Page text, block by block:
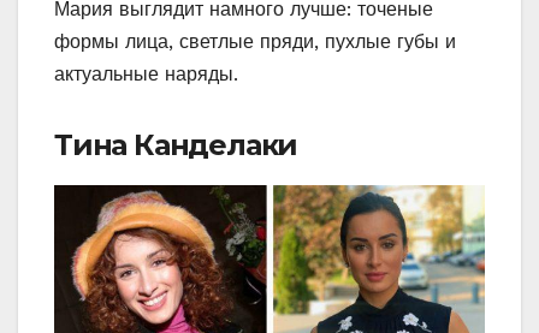
Мария выглядит намного лучше: точеные
формы лица, светлые пряди, пухлые губы и
актуальные наряды.
Тина Канделаки